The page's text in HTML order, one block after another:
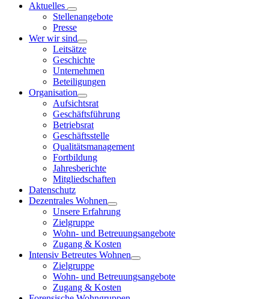
Aktuelles
Stellenangebote
Presse
Wer wir sind
Leitsätze
Geschichte
Unternehmen
Beteiligungen
Organisation
Aufsichtsrat
Geschäftsführung
Betriebsrat
Geschäftsstelle
Qualitätsmanagement
Fortbildung
Jahresberichte
Mitgliedschaften
Datenschutz
Dezentrales Wohnen
Unsere Erfahrung
Zielgruppe
Wohn- und Betreuungsangebote
Zugang & Kosten
Intensiv Betreutes Wohnen
Zielgruppe
Wohn- und Betreuungsangebote
Zugang & Kosten